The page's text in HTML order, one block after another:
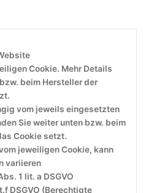
Cookie. Mehr Details
beim Hersteller der
vom jeweils eingesetzten
Sie weiter unten bzw. beim
Cookie setzt.
jeweiligen Cookie, kann
variieren
1 lit. a DSGVO
DSGVO (Berechtigte